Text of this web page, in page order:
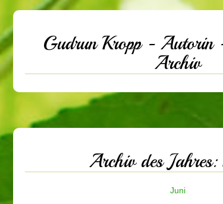
Gudrun Kropp - Autorin
Archiv
Archiv des Jahres:
Juni